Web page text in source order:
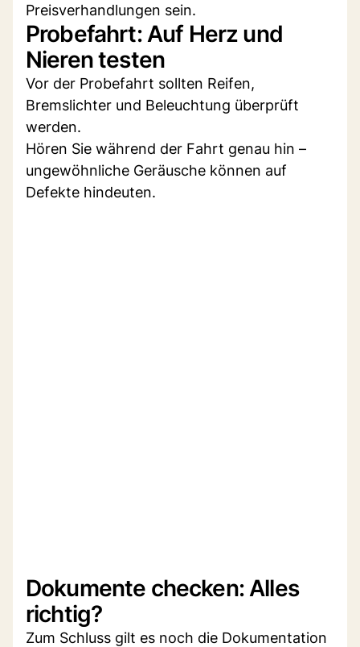
Preisverhandlungen sein.
Probefahrt: Auf Herz und
Nieren testen
Vor der Probefahrt sollten Reifen,
Bremslichter und Beleuchtung überprüft
werden.
Hören Sie während der Fahrt genau hin –
ungewöhnliche Geräusche können auf
Defekte hindeuten.
Dokumente checken: Alles
richtig?
Zum Schluss gilt es noch die Dokumentation